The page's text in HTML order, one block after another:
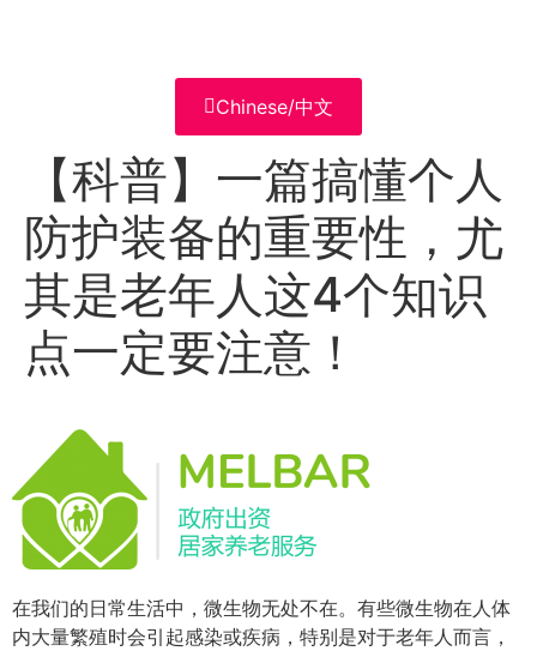
Chinese/中文
【科普】一篇搞懂个人
防护装备的重要性，尤
其是老年人这4个知识
点一定要注意！
在我们的日常生活中，微生物无处不在。有些微生物在人体
内大量繁殖时会引起感染或疾病，特别是对于老年人而言，